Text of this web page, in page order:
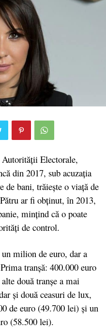
Electorale,
din 2017, sub acuzația
de bani, trăiește o viață de
ar fi obținut, în 2013,
mințind că o poate
de control.
milion de euro, dar a
tranșă: 400.000 euro
două tranșe a mai
și două ceasuri de lux,
de euro (49.700 lei) și un
(58.500 lei).